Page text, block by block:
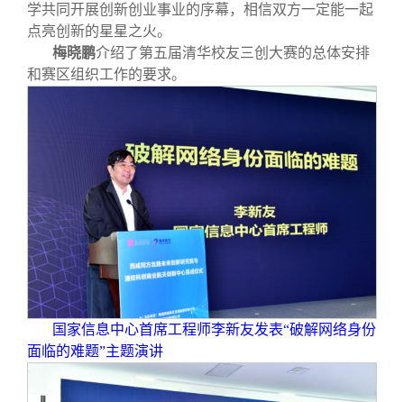
学共同开展创新创业事业的序幕，相信双方一定能一起
点亮创新的星星之火。
梅晓鹏介绍了第五届清华校友三创大赛的总体安排
和赛区组织工作的要求。
国家信息中心首席工程师李新友发表“破解网络身份
面临的难题”主题演讲